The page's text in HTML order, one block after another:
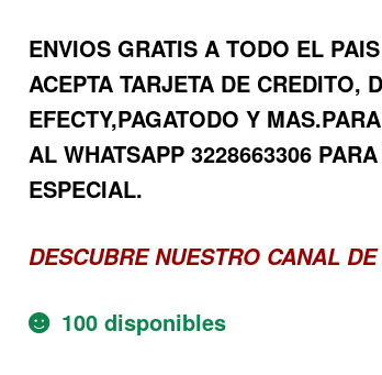
ENVIOS GRATIS A TODO EL
ACEPTA TARJETA DE CREDITO,
EFECTY,PAGATODO Y
AL WHATSAPP 3228663306
ESPECIAL.
DESCUBRE NUESTRO CANAL
100 disponibles